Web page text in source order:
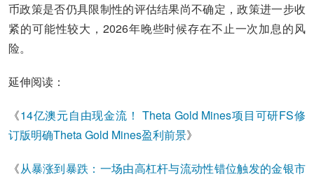
币政策是否仍具限制性的评估结果尚不确定，政策进一步收
紧的可能性较大，2026年晚些时候存在不止一次加息的风
险。
延伸阅读：
《14亿澳元自由现金流！ Theta Gold Mines项目可研FS修
订版明确Theta Gold Mines盈利前景》
《从暴涨到暴跌：一场由高杠杆与流动性错位触发的金银市